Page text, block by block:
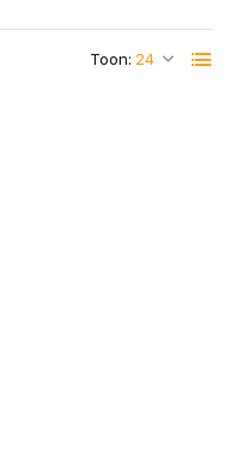
Toon: